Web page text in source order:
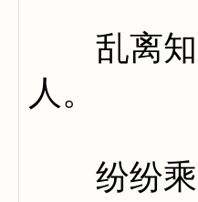
乱离知
人。
纷纷乘